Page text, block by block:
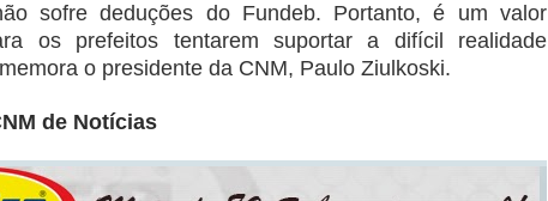
sofre deduções do Fundeb. Portanto, é um valor
os prefeitos tentarem suportar a difícil realidade
o presidente da CNM, Paulo Ziulkoski.
de Notícias